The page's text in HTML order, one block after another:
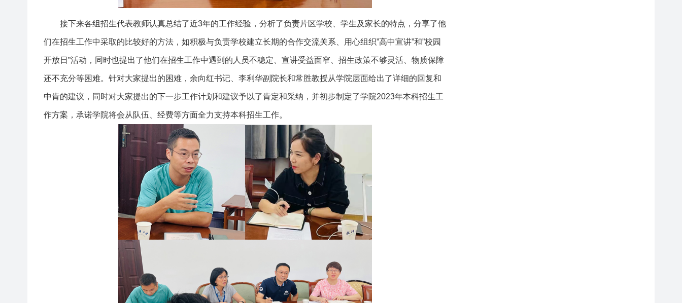
接下来各组招生代表教师认真总结了近3年的工作经验，分析了负责片区学校、学生及家长的特点，分享了他
们在招生工作中采取的比较好的方法，如积极与负责学校建立长期的合作交流关系、用心组织”高中宣讲”和”校园
开放日”活动，同时也提出了他们在招生工作中遇到的人员不稳定、宣讲受益面窄、招生政策不够灵活、物质保障
还不充分等困难。针对大家提出的困难，余向红书记、李利华副院长和常胜教授从学院层面给出了详细的回复和
中肯的建议，同时对大家提出的下一步工作计划和建议予以了肯定和采纳，并初步制定了学院2023年本科招生工
作方案，承诺学院将会从队伍、经费等方面全力支持本科招生工作。